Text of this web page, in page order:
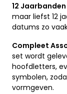
12
maar liefst 12
datums zo
Compleet
set wordt
hoofdletters,
symbolen,
vormgeven.